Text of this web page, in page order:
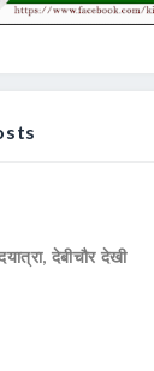
देबीचौर देखी